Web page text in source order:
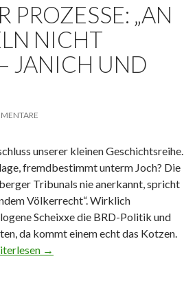
PROZESSE: „AN
NICHT
JANICH UND
unserer kleinen Geschichtsreihe.
fremdbestimmt unterm Joch? Die
Tribunals nie anerkannt, spricht
Völkerrecht“. Wirklich
Scheixxe die BRD-Politik und
da kommt einem echt das Kotzen.
→